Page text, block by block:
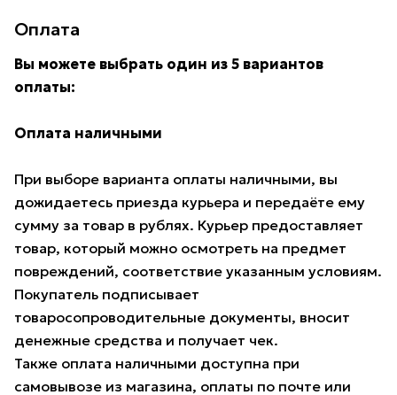
Оплата
Вы можете выбрать один из 5 вариантов
оплаты:
Оплата наличными
При выборе варианта оплаты наличными, вы
дожидаетесь приезда курьера и передаёте ему
сумму за товар в рублях. Курьер предоставляет
товар, который можно осмотреть на предмет
повреждений, соответствие указанным условиям.
Покупатель подписывает
товаросопроводительные документы, вносит
денежные средства и получает чек.
Также оплата наличными доступна при
самовывозе из магазина, оплаты по почте или